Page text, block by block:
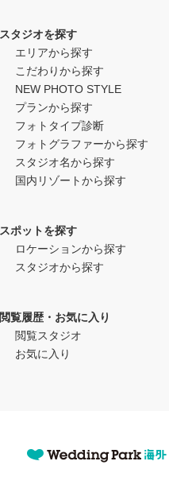
スタジオを探す
エリアから探す
こだわりから探す
NEW PHOTO STYLE
プランから探す
フォトタイプ診断
フォトグラファーから探す
スタジオ名から探す
国内リゾートから探す
スポットを探す
ロケーションから探す
スタジオから探す
閲覧履歴・お気に入り
閲覧スタジオ
お気に入り